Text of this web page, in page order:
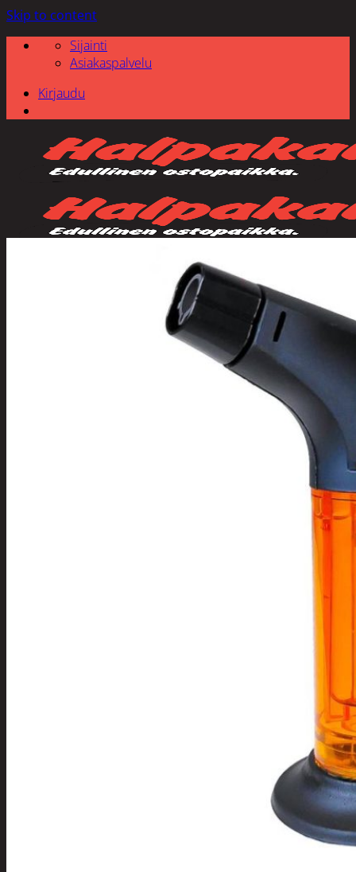
Skip to content
Sijainti
Asiakaspalvelu
Kirjaudu
Joulu- ja kausivalot
Eläimet ja
Kyntteliköt
Valoketjut ja
kuusenvalot
Hengityssuojaimet ja
Henkilökohtainen
Deodorantit
Hiustenhoito
Hiusharjat ja